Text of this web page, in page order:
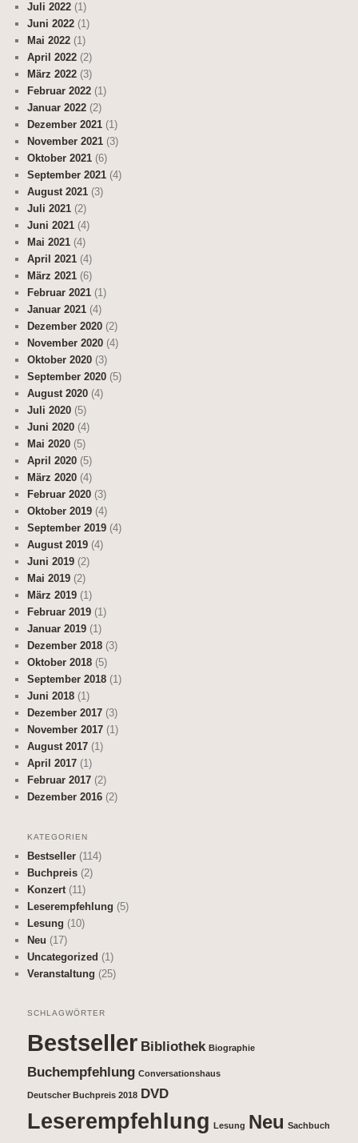
Juli 2022 (1)
Juni 2022 (1)
Mai 2022 (1)
April 2022 (2)
März 2022 (3)
Februar 2022 (1)
Januar 2022 (2)
Dezember 2021 (1)
November 2021 (3)
Oktober 2021 (6)
September 2021 (4)
August 2021 (3)
Juli 2021 (2)
Juni 2021 (4)
Mai 2021 (4)
April 2021 (4)
März 2021 (6)
Februar 2021 (1)
Januar 2021 (4)
Dezember 2020 (2)
November 2020 (4)
Oktober 2020 (3)
September 2020 (5)
August 2020 (4)
Juli 2020 (5)
Juni 2020 (4)
Mai 2020 (5)
April 2020 (5)
März 2020 (4)
Februar 2020 (3)
Oktober 2019 (4)
September 2019 (4)
August 2019 (4)
Juni 2019 (2)
Mai 2019 (2)
März 2019 (1)
Februar 2019 (1)
Januar 2019 (1)
Dezember 2018 (3)
Oktober 2018 (5)
September 2018 (1)
Juni 2018 (1)
Dezember 2017 (3)
November 2017 (1)
August 2017 (1)
April 2017 (1)
Februar 2017 (2)
Dezember 2016 (2)
KATEGORIEN
Bestseller (114)
Buchpreis (2)
Konzert (11)
Leserempfehlung (5)
Lesung (10)
Neu (17)
Uncategorized (1)
Veranstaltung (25)
SCHLAGWÖRTER
Bestseller Bibliothek Biographie
Buchempfehlung Conversationshaus
Deutscher Buchpreis 2018 DVD
Leserempfehlung Lesung Neu Sachbuch